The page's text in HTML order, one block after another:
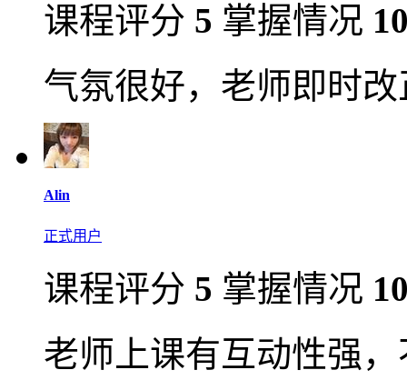
课程评分 5 掌握情况
气氛很好，老师即时
Alin
正式用户
课程评分 5 掌握情况
老师上课有互动性强